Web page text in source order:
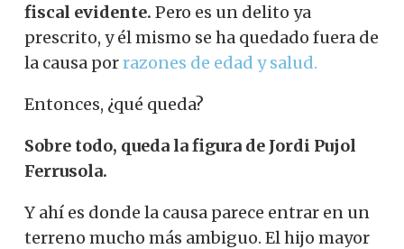
fiscal evidente. Pero es un delito ya
prescrito, y él mismo se ha quedado fuera de
la causa porrazones de edad y salud.
Entonces, ¿qué queda?
Sobre todo, queda la figura de Jordi Pujol
Ferrusola.
Y ahí es donde la causa parece entrar en un
terreno mucho más ambiguo. El hijo mayor